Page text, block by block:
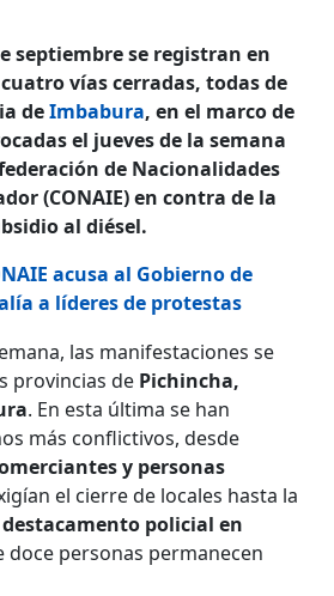
septiembre se registran en
vías cerradas, todas de
deImbabura, en el marco de
el jueves de la semana
de Nacionalidades
(CONAIE) en contra de la
al diésel.
acusa al Gobierno de
a líderes de protestas
las manifestaciones se
provincias de Pichincha,
. En esta última se han
más conflictivos, desde
y personas
el cierre de locales hasta la
policial en
doce personas permanecen